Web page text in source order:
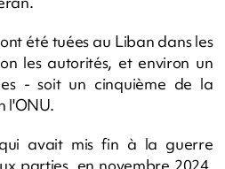
été tuées au Liban dans les
les autorités, et environ un
- soit un cinquième de la
l'ONU.
avait mis fin à la guerre